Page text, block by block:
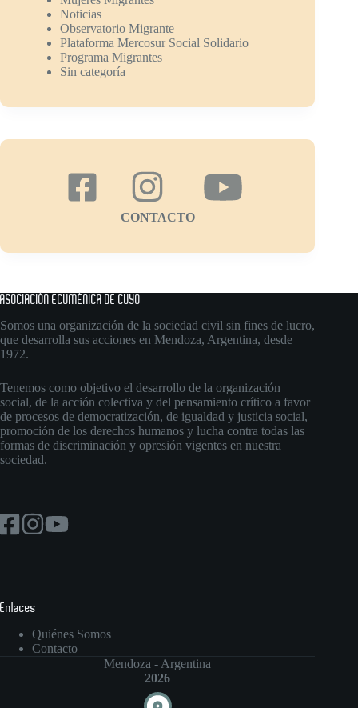
Noticias
Observatorio Migrante
Plataforma Mercosur Social Solidario
Programa Migrantes
Sin categoría
CONTACTO
ASOCIACIÓN ECUMÉNICA DE CUYO
Somos una organización de la sociedad civil sin fines de lucro,
que desarrolla sus acciones en Mendoza, Argentina, desde
1972.
Tenemos como objetivo el desarrollo de la organización
social, de la acción colectiva y del pensamiento crítico a favor
de procesos de democratización, de igualdad y justicia social,
promoción de los derechos humanos y lucha contra todas las
formas de discriminación y opresión vigentes en nuestra
sociedad.
Enlaces
Quiénes Somos
Contacto
Mendoza - Argentina
2026